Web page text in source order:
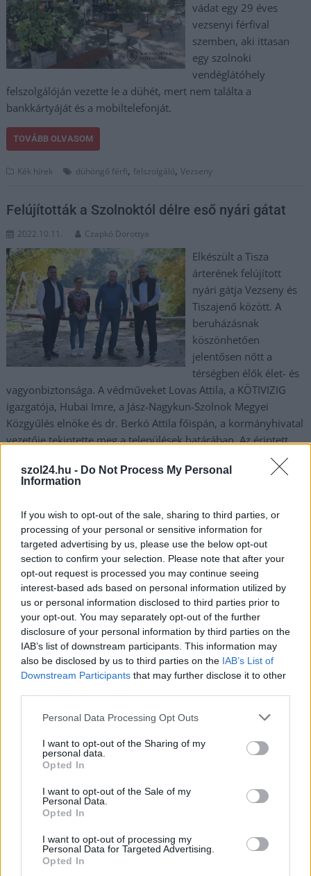
szol24.hu - Do Not Process My Personal
Information
If you wish to opt-out of the sale, sharing to third parties, or
processing of your personal or sensitive information for
targeted advertising by us, please use the below opt-out
section to confirm your selection. Please note that after your
opt-out request is processed you may continue seeing
interest-based ads based on personal information utilized by
us or personal information disclosed to third parties prior to
your opt-out. You may separately opt-out of the further
disclosure of your personal information by third parties on the
IAB’s list of downstream participants. This information may
also be disclosed by us to third parties on the IAB’s List of
Downstream Participants that may further disclose it to other
Please note that this website/app uses one or more Google
not limited to your visit or usage behaviour. You may click to
grant or deny consent to Google and its third-party tags to
use your data for below specified purposes in below Google
consent section.
Personal Data Processing Opt Outs
I want to opt-out of the Sharing of my
personal data.
Opted In
I want to opt-out of the Sale of my
Personal Data.
Opted In
I want to opt-out of processing my
Personal Data for Targeted Advertising.
Opted In
vádat egy 29 éves
vezsenyi férfival
szemben, aki ittasan
egy szolnoki
vendéglátóhely
felszolgálóján vezette le a dühét, mert nem találta a
bankkártyáját és a mobiltelefonját.
TOVÁBB OLVASOM
Kék hírek dühöngő férfi, felszolgáló,Vezseny
Felújították a Szolnoktól délre eső nyári gátat
2022.10.11. Czapkó Dorottya
Elkészült a Tisza
árterének felújított
nyári gátja Vezseny és
Tiszajenő között. A
beruházásnak
köszönhetően
jelentősen nőtt a
térségben élők élet- és
vagyonbiztonsága. A védműveket Lovas Attila, a KÖTIVIZIG
igazgatója, Hubai Imre, a Jász-Nagykun-Szolnok Megyei
Közgyűlés elnöke és dr. Berkó Attila főispán, a kormányhivatal
vezetője tekintette meg a települések határában. Az érintett
szakaszon mintegy 15 km hosszban kiirtották a túlburjánzott
növényzetet, megemelték a töltést, rézsűs oldalait
lesimították. Az önkormányzatok közreműködésével létrejött
együttműködés. Az elkészült gát karbantartását és
üzemeltetését a két település által létrehozott…
TOVÁBB OLVASOM
JNSZ megyei hírek kötivizig,nyári gát ,tiszajenő,Vezseny
Ittasan vitt el egy gépkocsit, balesetezett vele,
majd otthagyta az úton és hazament
2022.03.17. Nagy László
az otthonából állították
aki a tulajdonos tudta
gépkocsit, majd azt
összetörve otthagyta
police.hu. Egy vezsenyi lakos 2022. március 14-én éjjel
bement az egyik helyi telephelyre, ott beült egy nyitott
tehergépkocsiba, majd azt a benne lévő kulccsal beindította és